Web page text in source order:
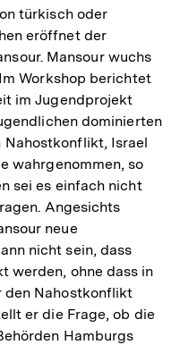
türkisch oder
eröffnet der
Mansour wuchs
Workshop berichtet
im Jugendprojekt
dominierten
Israel
wahrgenommen, so
sei es einfach nicht
Angesichts
neue
nicht sein, dass
werden, ohne dass in
den Nahostkonflikt
er die Frage, ob die
Hamburgs